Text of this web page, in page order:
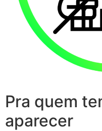
Pra quem
aparecer